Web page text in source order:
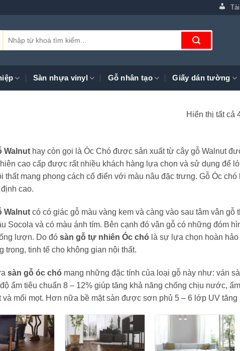
kiếm:
Sàn nhựa vinyl Gỗ nhân tạo Giấy dán tường
Hiển thị tất cả
Walnuthay còn gọi là Óc Chó được sản xuất từ cây gỗ Walnut
cao cấp được rất nhiều khách hàng lựa chọn và sử dụng để
thất mang phong cách cổ điển với màu nâu đặc trưng. Gỗ Óc
cao.
Walnutcó có giác gỗ màu vàng kem và càng vào sau tâm vân
Socola và có màu ánh tím. Bên cạnh đó vân gỗ có những đóm
lượn. Do đó sàn gỗ tự nhiên Óc chólà sự lựa chọn hoàn hảo
trọng, tinh tế cho không gian nội thất.
sàn gỗ óc chómang những đặc tính của loại gỗ này như: ván
ẩm tiêu chuẩn 8 – 12% giúp tăng khả năng chống chịu nước,
và mối mọt. Hơn nữa bề mặt sàn được sơn phủ 5 – 6 lớp UV